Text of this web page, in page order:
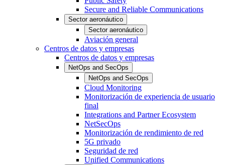
Secure and Reliable Communications
Sector aeronáutico
Sector aeronáutico
Aviación general
Centros de datos y empresas
Centros de datos y empresas
NetOps and SecOps
NetOps and SecOps
Cloud Monitoring
Monitorización de experiencia de usuario
final
Integrations and Partner Ecosystem
NetSecOps
Monitorización de rendimiento de red
5G privado
Seguridad de red
Unified Communications